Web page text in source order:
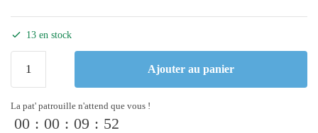
13 en stock
Ajouter au panier
La pat' patrouille n'attend que vous !
00 : 00 : 09 : 52